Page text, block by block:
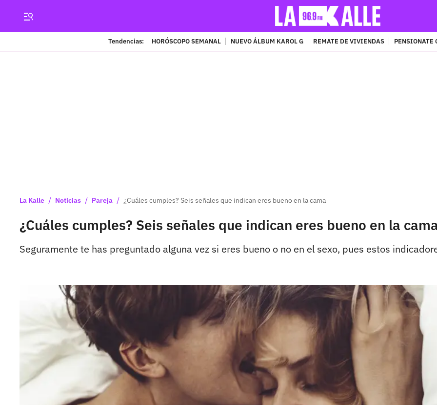
Tendencias: HORÓSCOPO SEMANAL NUEVO ÁLBUM KAROL G REMATE DE VIVIENDAS PENSIONATE
La Kalle / Noticias / Pareja / ¿Cuáles cumples? Seis señales que indican eres bueno en la cama
¿Cuáles cumples? Seis señales que indican eres bueno en la
Seguramente te has preguntado alguna vez si eres bueno o no en el sexo, pues estos